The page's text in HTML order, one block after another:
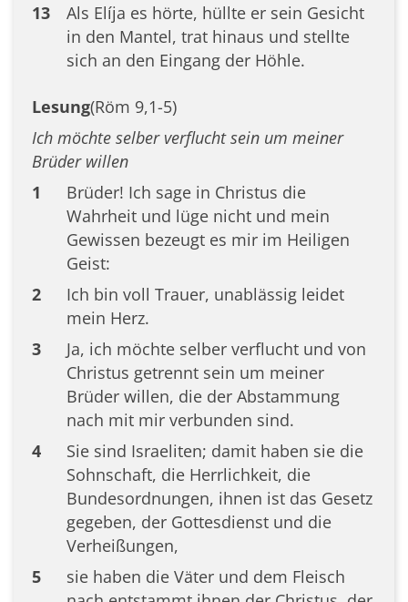
13
Als Elíja es hörte, hüllte er sein Gesicht
in den Mantel, trat hinaus und stellte
sich an den Eingang der Höhle.
Lesung(Röm 9,1-5)
Ich möchte selber verflucht sein um meiner
Brüder willen
1
Brüder! Ich sage in Christus die
Wahrheit und lüge nicht und mein
Gewissen bezeugt es mir im Heiligen
Geist:
2
Ich bin voll Trauer, unablässig leidet
mein Herz.
3
Ja, ich möchte selber verflucht und von
Christus getrennt sein um meiner
Brüder willen, die der Abstammung
nach mit mir verbunden sind.
4
Sie sind Israeliten; damit haben sie die
Sohnschaft, die Herrlichkeit, die
Bundesordnungen, ihnen ist das Gesetz
gegeben, der Gottesdienst und die
Verheißungen,
5
sie haben die Väter und dem Fleisch